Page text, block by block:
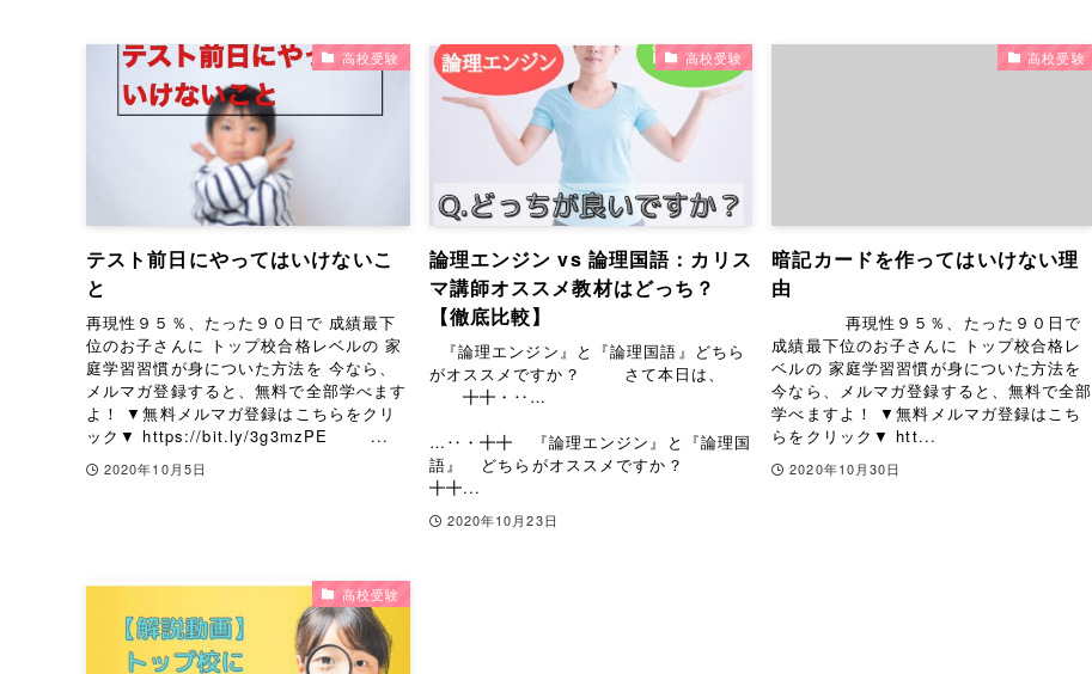
高校受験
テスト前日にやってはいけないこ
と
再現性９５％、たった９０日で 成績最下
位のお子さんに トップ校合格レベルの 家
庭学習習慣が身についた方法を 今なら、
メルマガ登録すると、無料で全部学べます
よ！ ▼無料メルマガ登録はこちらをクリ
ック▼ https://bit.ly/3g3mzPE ...
2020年10月5日
高校受験
論理エンジン vs 論理国語：カリス
マ講師オススメ教材はどっち？
【徹底比較】
『論理エンジン』と『論理国語』どちら
がオススメですか？ さて本日は、
╋╋・‥…
…‥・╋╋ 『論理エンジン』と『論理国
語』 どちらがオススメですか？
╋╋...
2020年10月23日
高校受験
暗記カードを作ってはいけない理
由
再現性９５％、たった９０日で
成績最下位のお子さんに トップ校合格レ
ベルの 家庭学習習慣が身についた方法を
今なら、メルマガ登録すると、無料で全部
学べますよ！ ▼無料メルマガ登録はこち
らをクリック▼ htt...
2020年10月30日
高校受験